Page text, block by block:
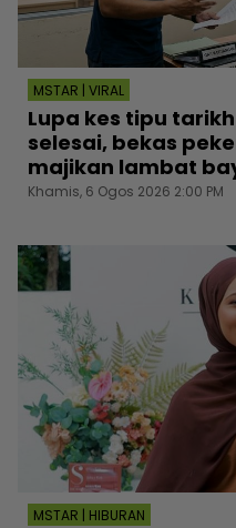
MSTAR | VIRAL
Lupa kes tipu
selesai, bekas
majikan lambat
Khamis, 6 Ogos 2026 2:00 PM
MSTAR | HIBURAN